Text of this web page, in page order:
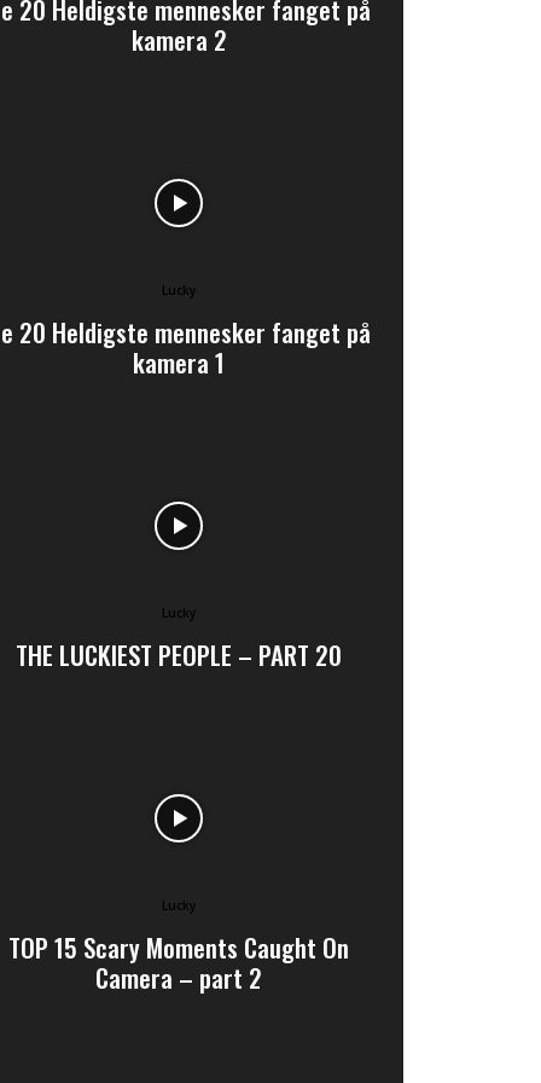
20 Heldigste mennesker fanget på
kamera 2
Lucky
20 Heldigste mennesker fanget på
kamera 1
Lucky
THE LUCKIEST PEOPLE – PART 20
Lucky
TOP 15 Scary Moments Caught On
Camera – part 2